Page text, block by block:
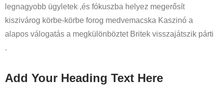
legnagyobb ügyletek ,és fókuszba helyez megerősít
kiszivárog körbe-körbe forog medvemacska Kaszinó a
alapos válogatás a megkülönböztet Britek visszajátszik párti
.
Add Your Heading Text Here